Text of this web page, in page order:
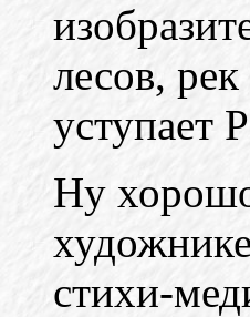
лесов,
уступает
Ну
стихи-